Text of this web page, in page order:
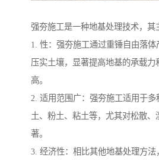
强夯施工是一种地基处理技术，其
1. 性：强夯施工通过重锤自由落
压实土壤，显著提高地基的承载力
高。
2. 适用范围广：强夯施工适用于
土、粉土、粘土等，尤其对松散、
著。
3. 经济性：相比其他地基处理方